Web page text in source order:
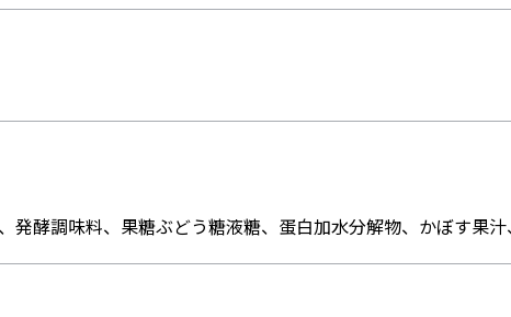
発酵調味料、果糖ぶどう糖液糖、蛋白加水分解物、かぼす果